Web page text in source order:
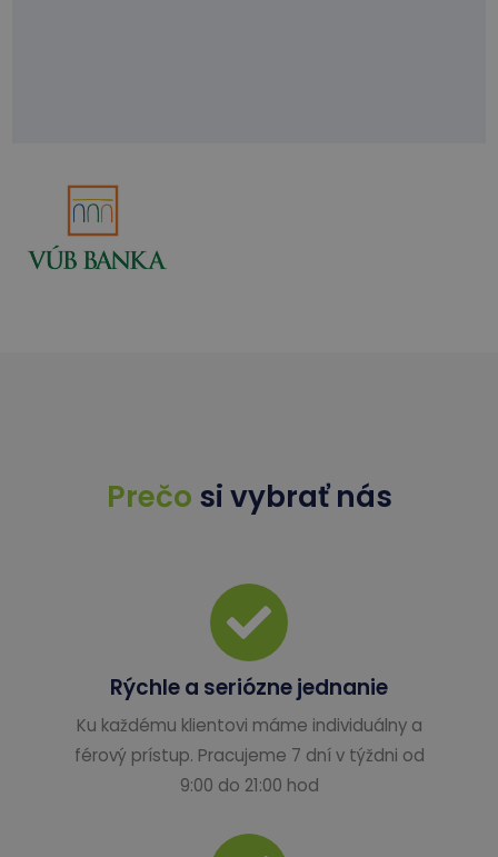
Prečo si vybrať nás
Rýchle a seriózne jednanie
Ku každému klientovi máme individuálny a
férový prístup. Pracujeme 7 dní v týždni od
9:00 do 21:00 hod